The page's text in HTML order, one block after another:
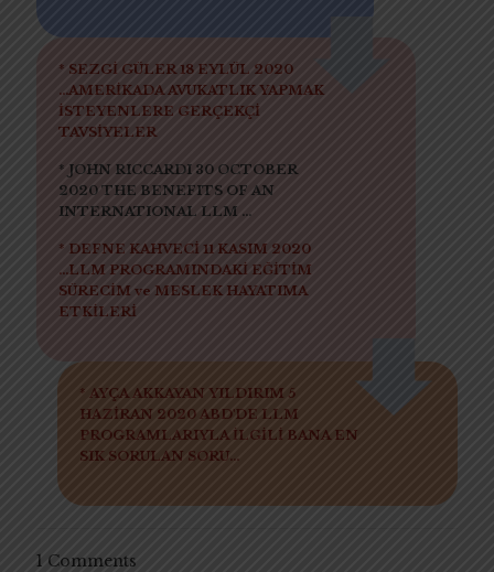
* SEZGİ GÜLER 18 EYLÜL 2020
...AMERİKADA AVUKATLIK YAPMAK
İSTEYENLERE GERÇEKÇİ
TAVSİYELER
* JOHN RICCARDI 30 OCTOBER
2020 THE BENEFITS OF AN
INTERNATIONAL LLM ...
* DEFNE KAHVECİ 11 KASIM 2020
...LLM PROGRAMINDAKİ EĞİTİM
SÜRECİM ve MESLEK HAYATIMA
ETKİLERİ
* AYÇA AKKAYAN YILDIRIM 5
HAZİRAN 2020 ABD'DE LLM
PROGRAMLARIYLA İLGİLİ BANA EN
SIK SORULAN SORU...
1 Comments